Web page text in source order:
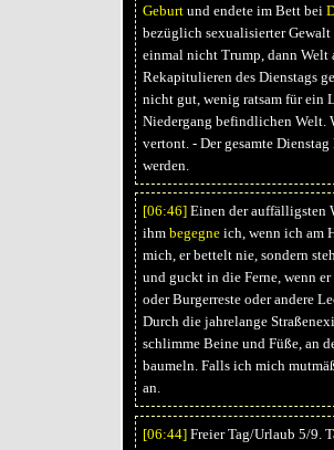
Geburtund endete im Bett bei
bezüglich sexualisierter
einmal nicht Trump, dann Welt
Rekapitulieren des Dienstags
nicht gut, wenig ratsam für ein
Niedergang befindlichen Welt.
vertont. - Der gesamte
werden.
[06:46]Einen der auffälligsten
ihm begegneich, wenn ich am
mich, er bettelt nie, sondern
und guckt in die Ferne, wenn
oder Burgerreste oder andere
Durch die jahrelange
schlimme Beine und Füße, an
baumeln. Falls ich mich
an.
[06:44]Freier Tag/Urlaub 5/9.